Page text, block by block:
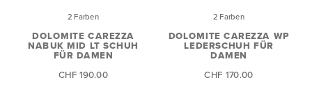
2 Farben
DOLOMITE CAREZZA
NABUK MID LT SCHUH
FÜR DAMEN
CHF 190.00
2 Farben
DOLOMITE CAREZZA WP
LEDERSCHUH FÜR
DAMEN
CHF 170.00